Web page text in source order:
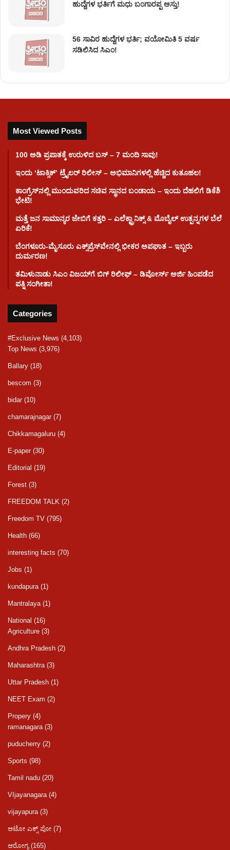
ಹುದ್ದೆಗಳ ಭರ್ತಿಗೆ ಮಧು ಬಂಗಾರಪ್ಪ ಅಸ್ತು!
56 ಸಾವಿರ ಹುದ್ದೆಗಳ ಭರ್ತಿ; ವಯೋಮಿತಿ 5 ವರ್ಷ
ಸಡಿಲಿಸಿದ ಸಿಎಂ!
Most Viewed Posts
100 ಅಡಿ ಪ್ರಪಾತಕ್ಕೆ ಉರುಳಿದ ಬಸ್‌ – 7 ಮಂದಿ ಸಾವು!
ಇಂದು ʻಟಾಕ್ಸಿಕ್ʼ ಟ್ರೈಲರ್ ರಿಲೀಸ್‌ – ಅಭಿಮಾನಿಗಳಲ್ಲಿ ಹೆಚ್ಚಿದ ಕುತೂಹಲ!
ಕಾಂಗ್ರೆಸ್​ನಲ್ಲಿ ಮುಂದುವರಿದ ಸಚಿವ ಸ್ಥಾನದ ಬಂಡಾಯ – ಇಂದು ದೆಹಲಿಗೆ ಡಿಕೆಶಿ
ಭೇಟಿ!
ಮತ್ತೆ ಜನ ಸಾಮಾನ್ಯರ ಜೇಬಿಗೆ ಕತ್ತರಿ – ಎಲೆಕ್ಟ್ರಾನಿಕ್ಸ್ & ಮೊಬೈಲ್ ಉತ್ಪನ್ನಗಳ ಬೆಲೆ
ಏರಿಕೆ!
ಬೆಂಗಳೂರು-ಮೈಸೂರು ಎಕ್ಸ್‌ಪ್ರೆಸ್‌ವೇನಲ್ಲಿ ಭೀಕರ ಅಪಘಾತ – ಇಬ್ಬರು
ದುರ್ಮರಣ!
ತಮಿಳುನಾಡು ಸಿಎಂ ವಿಜಯ್‌ಗೆ ಬಿಗ್ ರಿಲೀಫ್ – ಡಿವೋರ್ಸ್ ಅರ್ಜಿ ಹಿಂಪಡೆದ
ಪತ್ನಿ ಸಂಗೀತಾ!
Categories
#Exclusive News (4,103)
Top News (3,976)
Ballary (18)
bescom (3)
bidar (10)
chamarajnagar (7)
Chikkamagaluru (4)
E-paper (30)
Editorial (19)
Forest (3)
FREEDOM TALK (2)
Freedom TV (795)
Health (66)
interesting facts (70)
Jobs (1)
kundapura (1)
Mantralaya (1)
National (16)
Agriculture (3)
Andhra Pradesh (2)
Maharashtra (3)
Uttar Pradesh (1)
NEET Exam (2)
Propery (4)
ramanagara (3)
puducherry (2)
Sports (98)
Tamil nadu (20)
VIjayanagara (4)
vijayapura (3)
ಆಟೋ ಎಕ್ಸ್ ಪೋ (7)
ಆರೋಗ್ಯ (165)